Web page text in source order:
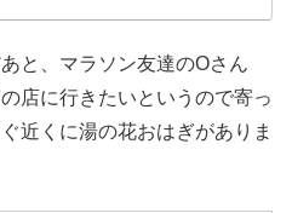
と、マラソン友達のOさん
店に行きたいというので寄っ
近くに湯の花おはぎがありま